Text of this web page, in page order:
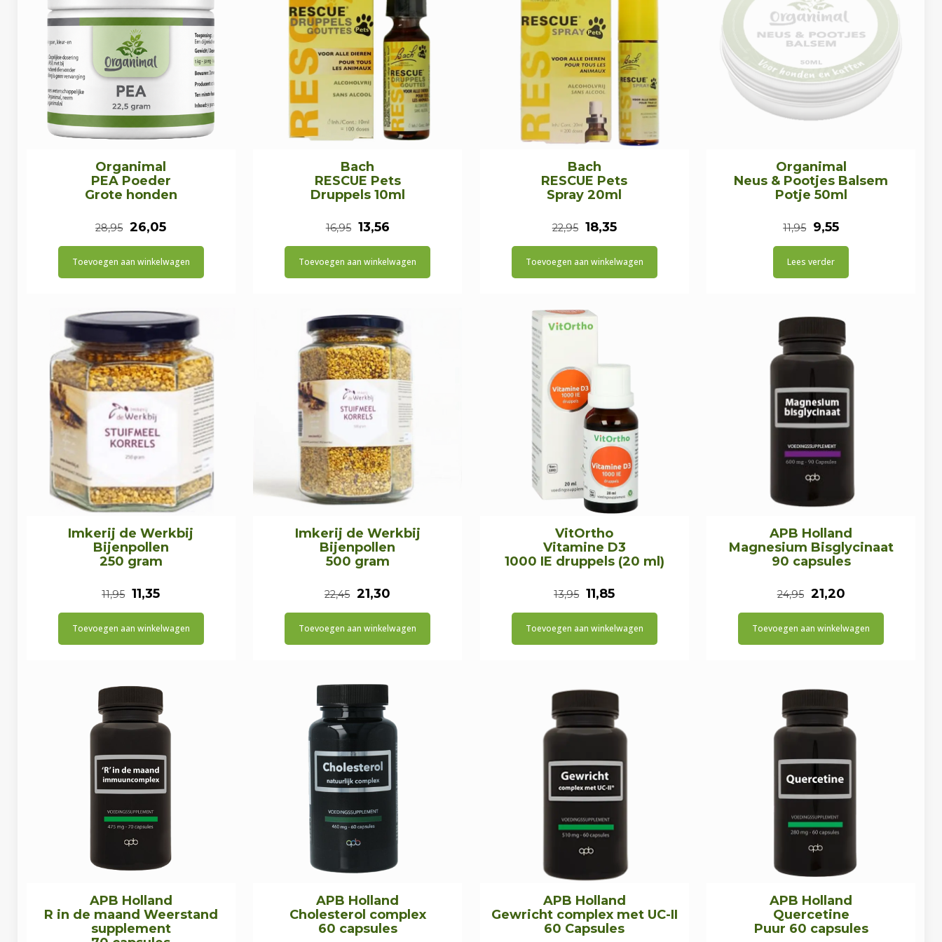
Organimal
PEA Poeder
Grote honden
28,95 Oorspronkelijke
prijs
26,05Huidige
prijs
is:
Toevoegen aan winkelwagen
Bach
RESCUE Pets
Druppels 10ml
16,95 Oorspronkelijke
prijs
13,56Huidige
prijs
Toevoegen aan winkelwagen
Bach
RESCUE Pets
Spray 20ml
22,95 Oorspronkelijke
prijs
18,35Huidige
prijs
Toevoegen aan winkelwagen
Organimal
Neus & Pootjes Balsem
Potje 50ml
11,95
Oorspronkelijke
prijs
9,55Huidige
prijs
Lees verder
Imkerij de Werkbij
Bijenpollen
250 gram
11,95 Oorspronkelijke
prijs
11,35Huidige
prijs
Toevoegen aan winkelwagen
Imkerij de Werkbij
Bijenpollen
500 gram
22,45 Oorspronkelijke
prijs
21,30
prijs
is:
Toevoegen aan winkelwagen
VitOrtho
Vitamine D3
1000 IE druppels (20 ml)
13,95 Oorspronkelijke
prijs
11,85Huidige
prijs
Toevoegen aan winkelwagen
APB Holland
Magnesium Bisglycinaat
90 capsules
24,95 Oorspronkelijke
prijs
21,20Huidige
prijs
is:
Toevoegen aan winkelwagen
APB Holland
R in de maand Weerstand
supplement
APB Holland
Cholesterol complex
60 capsules
APB Holland
Gewricht complex met UC-II
60 Capsules
APB Holland
Quercetine
Puur 60 capsules